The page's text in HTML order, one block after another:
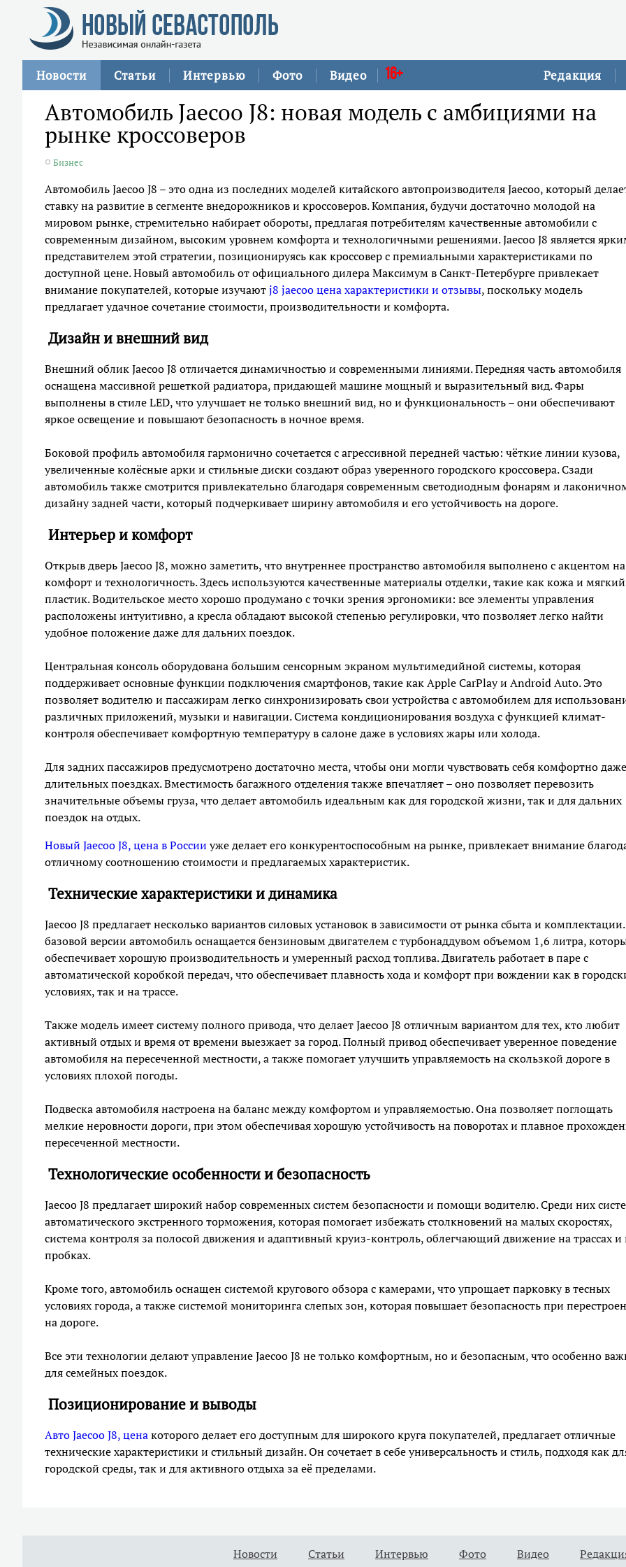
Редакция
Новости Статьи Интервью Фото Видео 16+
Автомобиль Jaecoo J8: новая модель с амбициями на
рынке кроссоверов
Бизнес
Автомобиль Jaecoo J8 – это одна из последних моделей китайского автопроизводителя Jaecoo, который
ставку на развитие в сегменте внедорожников и кроссоверов. Компания, будучи достаточно молодой на
мировом рынке, стремительно набирает обороты, предлагая потребителям качественные автомобили с
современным дизайном, высоким уровнем комфорта и технологичными решениями. Jaecoo J8 является
представителем этой стратегии, позиционируясь как кроссовер с премиальными характеристиками по
доступной цене. Новый автомобиль от официального дилера Максимум в Санкт-Петербурге привлекает
внимание покупателей, которые изучаютj8 jaecoo цена характеристики и отзывы, поскольку модель
предлагает удачное сочетание стоимости, производительности и комфорта.
Дизайн и внешний вид
Внешний облик Jaecoo J8 отличается динамичностью и современными линиями. Передняя часть автомобиля
оснащена массивной решеткой радиатора, придающей машине мощный и выразительный вид. Фары
выполнены в стиле LED, что улучшает не только внешний вид, но и функциональность – они обеспечивают
яркое освещение и повышают безопасность в ночное время.
Боковой профиль автомобиля гармонично сочетается с агрессивной передней частью: чёткие линии кузова,
увеличенные колёсные арки и стильные диски создают образ уверенного городского кроссовера. Сзади
автомобиль также смотрится привлекательно благодаря современным светодиодным фонарям и
дизайну задней части, который подчеркивает ширину автомобиля и его устойчивость на дороге.
Интерьер и комфорт
Открыв дверь Jaecoo J8, можно заметить, что внутреннее пространство автомобиля выполнено с акцентом на
комфорт и технологичность. Здесь используются качественные материалы отделки, такие как кожа и мягкий
пластик. Водительское место хорошо продумано с точки зрения эргономики: все элементы управления
расположены интуитивно, а кресла обладают высокой степенью регулировки, что позволяет легко найти
удобное положение даже для дальних поездок.
Центральная консоль оборудована большим сенсорным экраном мультимедийной системы, которая
поддерживает основные функции подключения смартфонов, такие как Apple CarPlay и Android Auto. Это
позволяет водителю и пассажирам легко синхронизировать свои устройства с автомобилем для
различных приложений, музыки и навигации. Система кондиционирования воздуха с функцией климат-
контроля обеспечивает комфортную температуру в салоне даже в условиях жары или холода.
Для задних пассажиров предусмотрено достаточно места, чтобы они могли чувствовать себя комфортно
длительных поездках. Вместимость багажного отделения также впечатляет – оно позволяет перевозить
значительные объемы груза, что делает автомобиль идеальным как для городской жизни, так и для дальних
поездок на отдых.
Новый Jaecoo J8, цена в России уже делает его конкурентоспособным на рынке, привлекает внимание
отличному соотношению стоимости и предлагаемых характеристик.
Технические характеристики и динамика
Jaecoo J8 предлагает несколько вариантов силовых установок в зависимости от рынка сбыта и
базовой версии автомобиль оснащается бензиновым двигателем с турбонаддувом объемом 1,6 литра,
обеспечивает хорошую производительность и умеренный расход топлива. Двигатель работает в паре с
автоматической коробкой передач, что обеспечивает плавность хода и комфорт при вождении как в
условиях, так и на трассе.
Также модель имеет систему полного привода, что делает Jaecoo J8 отличным вариантом для тех, кто любит
активный отдых и время от времени выезжает за город. Полный привод обеспечивает уверенное поведение
автомобиля на пересеченной местности, а также помогает улучшить управляемость на скользкой дороге в
условиях плохой погоды.
Подвеска автомобиля настроена на баланс между комфортом и управляемостью. Она позволяет поглощать
мелкие неровности дороги, при этом обеспечивая хорошую устойчивость на поворотах и плавное
пересеченной местности.
Технологические особенности и безопасность
Jaecoo J8 предлагает широкий набор современных систем безопасности и помощи водителю. Среди них
автоматического экстренного торможения, которая помогает избежать столкновений на малых скоростях,
система контроля за полосой движения и адаптивный круиз-контроль, облегчающий движение на трассах и
пробках.
Кроме того, автомобиль оснащен системой кругового обзора с камерами, что упрощает парковку в тесных
условиях города, а также системой мониторинга слепых зон, которая повышает безопасность при
на дороге.
Все эти технологии делают управление Jaecoo J8 не только комфортным, но и безопасным, что особенно
для семейных поездок.
Позиционирование и выводы
Авто Jaecoo J8, ценакоторого делает его доступным для широкого круга покупателей, предлагает отличные
технические характеристики и стильный дизайн. Он сочетает в себе универсальность и стиль, подходя как
городской среды, так и для активного отдыха за её пределами.
Новости Статьи Интервью Фото Видео